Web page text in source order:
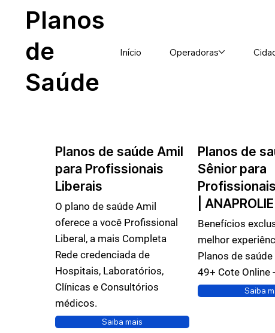
Planos
de
Saúde
Início Operadoras
Planos de saúde Amil
para Profissionais
Liberais
O plano de saúde Amil
oferece a você Profissional
Liberal, a mais Completa
Rede credenciada de
Hospitais, Laboratórios,
Clínicas e Consultórios
médicos.
Saiba mais
Planos de
Sênior para
| ANAPROLIE
Benefícios
melhor
Planos de
49+ Cote Online
Saiba